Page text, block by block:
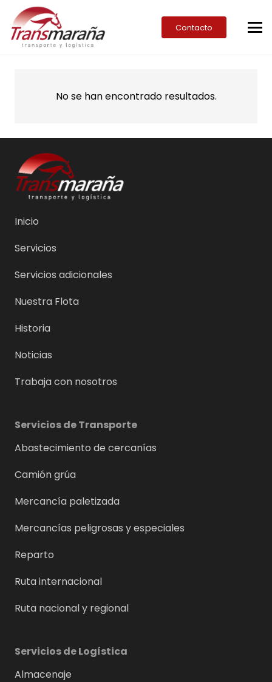
Contacto
No se han encontrado resultados.
Inicio
Servicios
Servicios adicionales
Nuestra Flota
Historia
Noticias
Trabaja con nosotros
Servicios de Transporte
Abastecimiento de cercanías
Camión grúa
Mercancía paletizada
Mercancías peligrosas y especiales
Reparto
Ruta internacional
Ruta nacional y regional
Servicios de Logística
Almacenaje